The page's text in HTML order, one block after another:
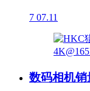
7 07.11
数码相机